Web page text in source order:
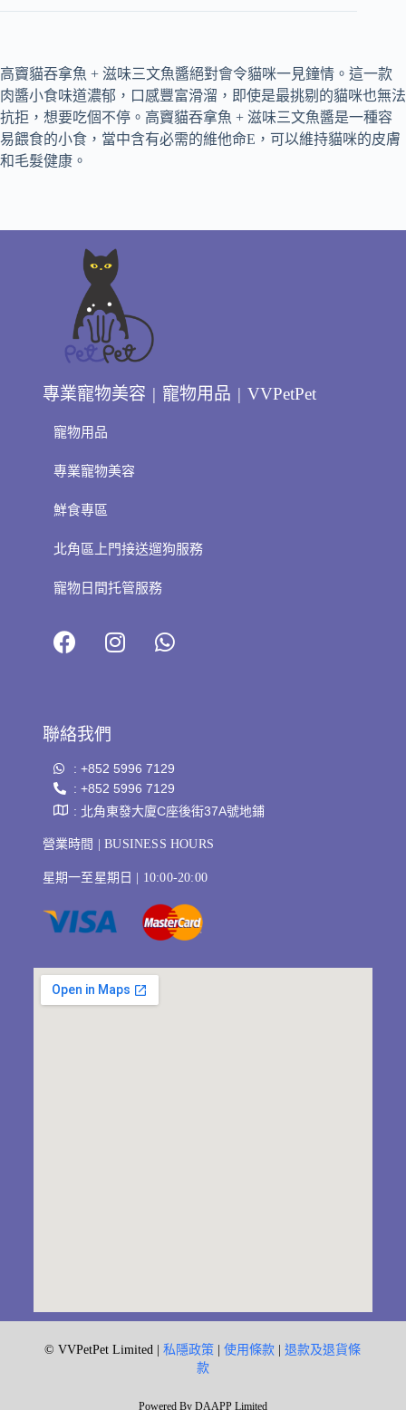
高竇貓吞拿魚 + 滋味三文魚醬絕對會令貓咪一見鐘情。這一款
肉醬小食味道濃郁，口感豐富滑溜，即使是最挑剔的貓咪也無法
抗拒，想要吃個不停。高竇貓吞拿魚 + 滋味三文魚醬是一種容
易餵食的小食，當中含有必需的維他命E，可以維持貓咪的皮膚
和毛髮健康。
專業寵物美容 | 寵物用品 | VVPetPet
寵物用品
專業寵物美容
鮮食專區
北角區上門接送遛狗服務
寵物日間托管服務
聯絡我們
: +852 5996 7129
: +852 5996 7129
: 北角東發大廈C座後街37A號地鋪
營業時間 | BUSINESS HOURS
星期一至星期日 | 10:00-20:00
© VVPetPet Limited |私隱政策 |使用條款 |退款及退貨條
款
Powered By DAAPP Limited